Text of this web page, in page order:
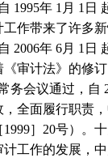
1995年 1 月 1 日
作带来了许多
2006年 6月 1 日
《审计法》的修
务会议通过，自
全面履行职责
1999］ 20号）。
工作的发展，